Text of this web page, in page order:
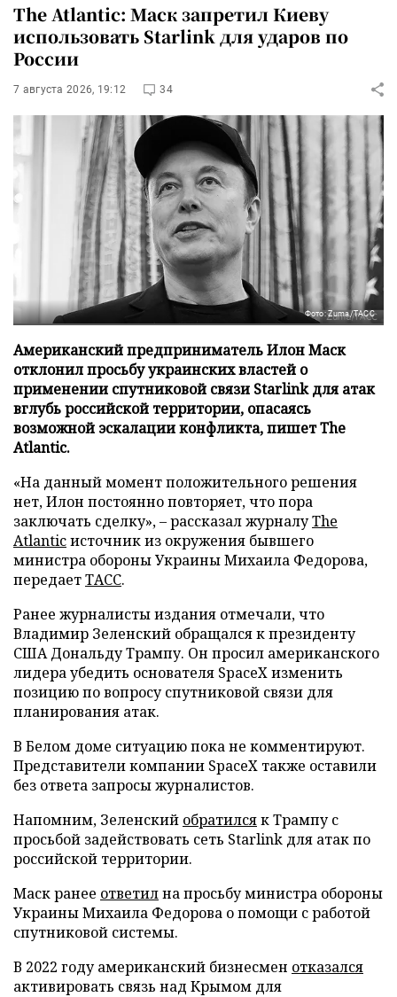
The Atlantic: Маск запретил Киеву
использовать Starlink для ударов по
России
7 августа 2026, 19:12 34
Фото: Zuma/ТАСС
Американский предприниматель Илон Маск
отклонил просьбу украинских властей о
применении спутниковой связи Starlink для атак
вглубь российской территории, опасаясь
возможной эскалации конфликта, пишет The
Atlantic.
«На данный момент положительного решения
нет, Илон постоянно повторяет, что пора
заключать сделку», – рассказал журналуThe
Atlanticисточник из окружения бывшего
министра обороны Украины Михаила Федорова,
передаетТАСС.
Ранее журналисты издания отмечали, что
Владимир Зеленский обращался к президенту
США Дональду Трампу. Он просил американского
лидера убедить основателя SpaceX изменить
позицию по вопросу спутниковой связи для
планирования атак.
В Белом доме ситуацию пока не комментируют.
Представители компании SpaceX также оставили
без ответа запросы журналистов.
Напомним, Зеленский обратилсяк Трампу с
просьбой задействовать сеть Starlink для атак по
российской территории.
Маск ранее ответилна просьбу министра обороны
Украины Михаила Федорова о помощи с работой
спутниковой системы.
В 2022 году американский бизнесмен отказался
активировать связь над Крымом для